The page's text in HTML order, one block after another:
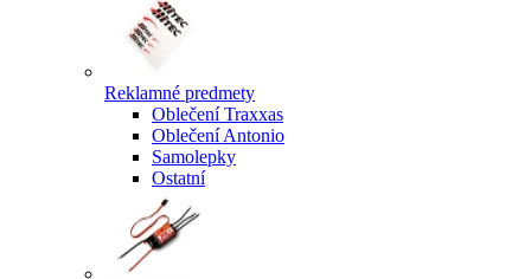
Reklamné predmety
Oblečení Traxxas
Oblečení Antonio
Samolepky
Ostatní